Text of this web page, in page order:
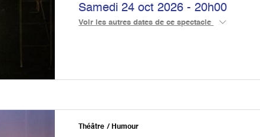
Samedi 24 oct 2026 - 20h00
Voir les autres dates de ce spectacle
Théâtre Humour